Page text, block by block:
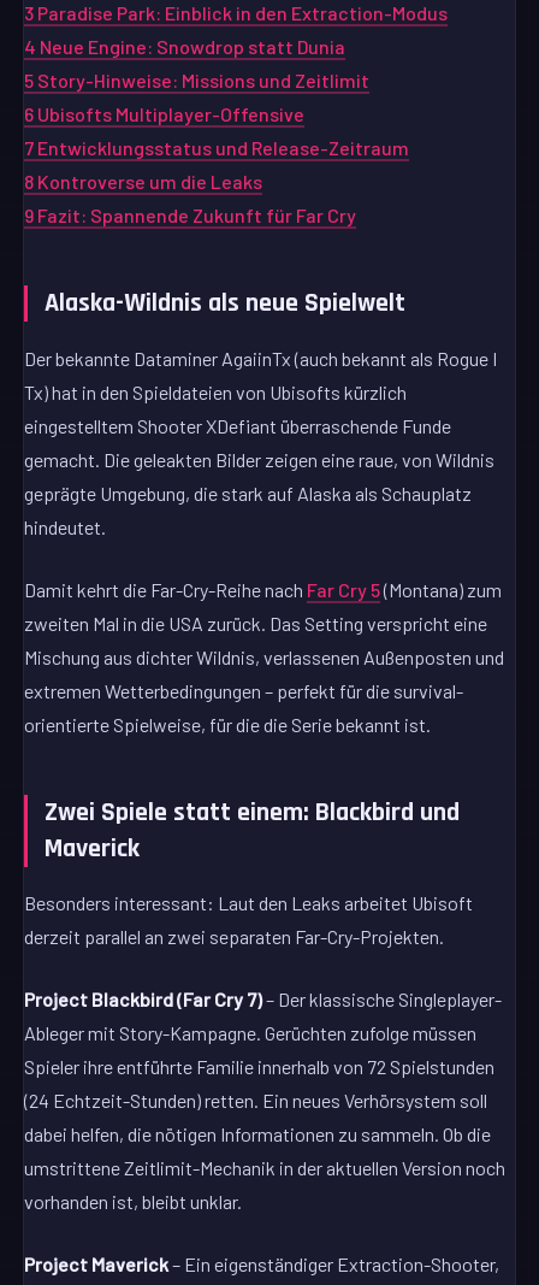
3 Paradise Park: Einblick in den Extraction-Modus
4 Neue Engine: Snowdrop statt Dunia
5 Story-Hinweise: Missions und Zeitlimit
6 Ubisofts Multiplayer-Offensive
7 Entwicklungsstatus und Release-Zeitraum
8 Kontroverse um die Leaks
9 Fazit: Spannende Zukunft für Far Cry
Alaska-Wildnis als neue Spielwelt
Der bekannte Dataminer AgaiinTx (auch bekannt als Rogue I
Tx) hat in den Spieldateien von Ubisofts kürzlich
eingestelltem Shooter XDefiant überraschende Funde
gemacht. Die geleakten Bilder zeigen eine raue, von Wildnis
geprägte Umgebung, die stark auf Alaska als Schauplatz
hindeutet.
Damit kehrt die Far-Cry-Reihe nach Far Cry 5(Montana) zum
zweiten Mal in die USA zurück. Das Setting verspricht eine
Mischung aus dichter Wildnis, verlassenen Außenposten und
extremen Wetterbedingungen – perfekt für die survival-
orientierte Spielweise, für die die Serie bekannt ist.
Zwei Spiele statt einem: Blackbird und
Maverick
Besonders interessant: Laut den Leaks arbeitet Ubisoft
derzeit parallel an zwei separaten Far-Cry-Projekten.
Project Blackbird (Far Cry 7)– Der klassische Singleplayer-
Ableger mit Story-Kampagne. Gerüchten zufolge müssen
Spieler ihre entführte Familie innerhalb von 72 Spielstunden
(24 Echtzeit-Stunden) retten. Ein neues Verhörsystem soll
dabei helfen, die nötigen Informationen zu sammeln. Ob die
umstrittene Zeitlimit-Mechanik in der aktuellen Version noch
vorhanden ist, bleibt unklar.
Project Maverick– Ein eigenständiger Extraction-Shooter,